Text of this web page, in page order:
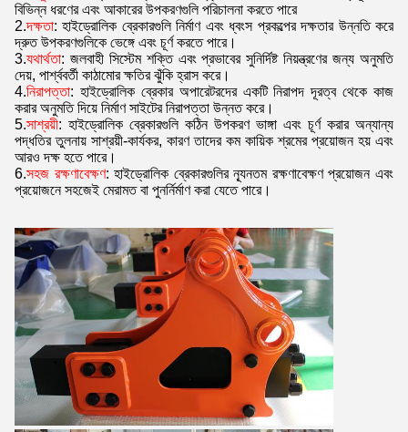
বিভিন্ন ধরণের এবং আকারের উপকরণগুলি পরিচালনা করতে পারে
2.দক্ষতা: হাইড্রোলিক ব্রেকারগুলি নির্মাণ এবং ধ্বংস প্রকল্পের দক্ষতার উন্নতি করে
দ্রুত উপকরণগুলিকে ভেঙ্গে এবং চূর্ণ করতে পারে।
3.যথার্থতা: জলবাহী সিস্টেম শক্তি এবং প্রভাবের সুনির্দিষ্ট নিয়ন্ত্রণের জন্য অনুমতি
দেয়, পার্শ্ববর্তী কাঠামোর ক্ষতির ঝুঁকি হ্রাস করে।
4.নিরাপত্তা: হাইড্রোলিক ব্রেকার অপারেটরদের একটি নিরাপদ দূরত্ব থেকে কাজ
করার অনুমতি দিয়ে নির্মাণ সাইটের নিরাপত্তা উন্নত করে।
5.সাশ্রয়ী: হাইড্রোলিক ব্রেকারগুলি কঠিন উপকরণ ভাঙ্গা এবং চূর্ণ করার অন্যান্য
পদ্ধতির তুলনায় সাশ্রয়ী-কার্যকর, কারণ তাদের কম কায়িক শ্রমের প্রয়োজন হয় এবং
আরও দক্ষ হতে পারে।
6.সহজ রক্ষণাবেক্ষণ: হাইড্রোলিক ব্রেকারগুলির ন্যূনতম রক্ষণাবেক্ষণ প্রয়োজন এবং
প্রয়োজনে সহজেই মেরামত বা পুনর্নির্মাণ করা যেতে পারে।